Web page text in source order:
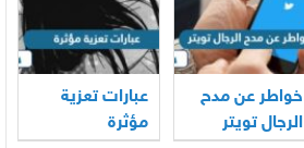
خواطر عن مدح
الرجال تويتر
عبارات تعزية
مؤثرة